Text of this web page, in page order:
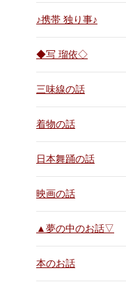
♪携帯 独り事♪
◆写 瑠依◇
三味線の話
着物の話
日本舞踊の話
映画の話
▲夢の中のお話▽
本のお話